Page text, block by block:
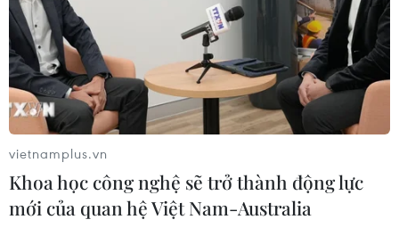
vietnamplus.vn
Khoa học công nghệ sẽ trở thành động lực
mới của quan hệ Việt Nam-Australia